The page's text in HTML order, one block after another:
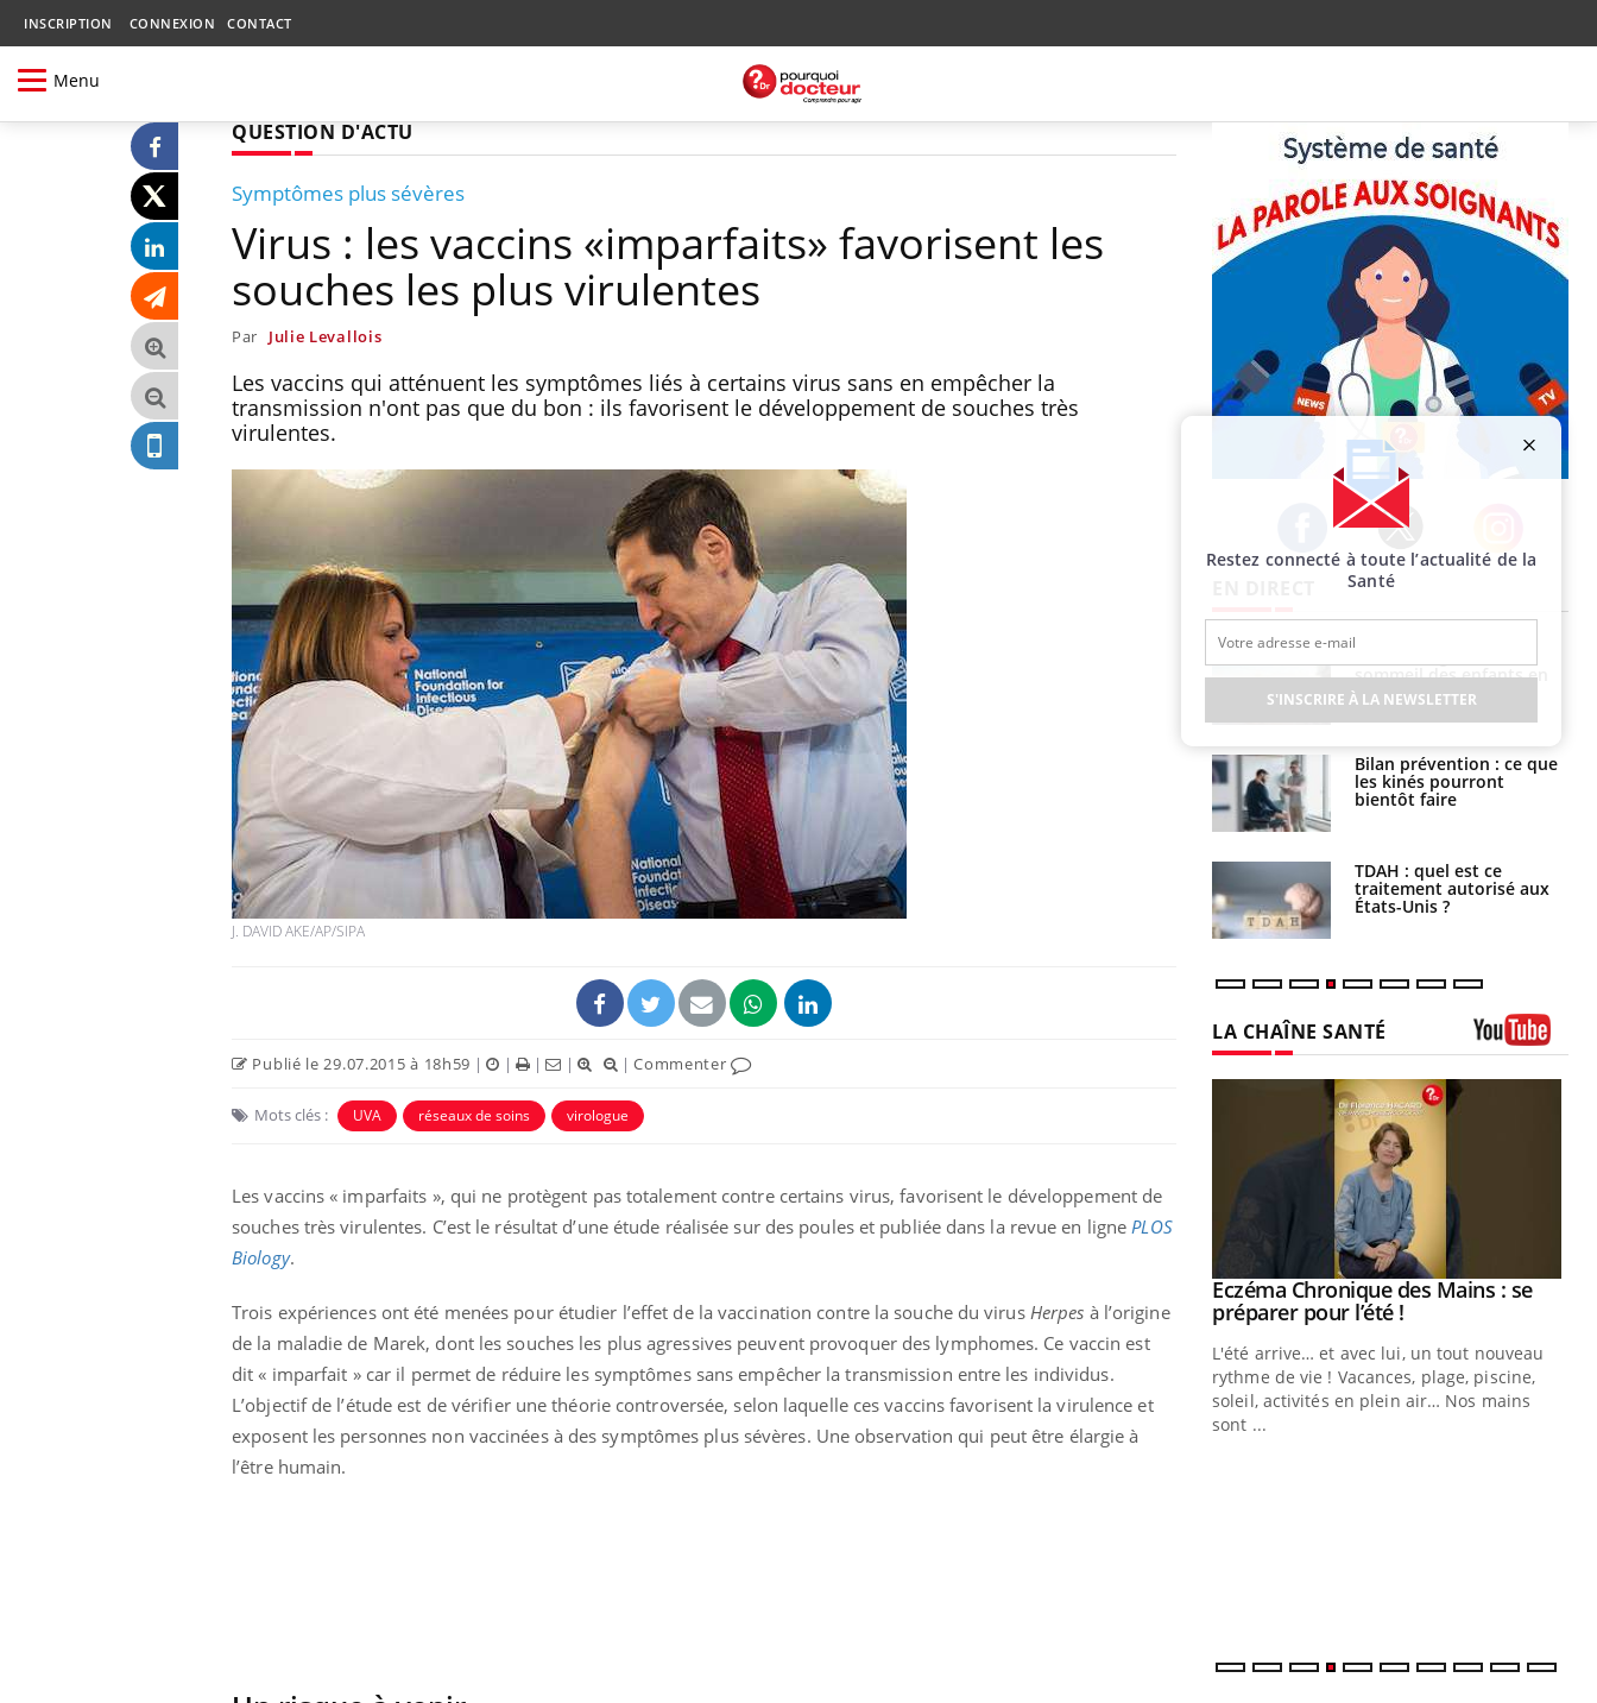
INSCRIPTION CONNEXION CONTACT
Menu
QUESTION D'ACTU
Symptômes plus sévères
Virus : les vaccins «imparfaits» favorisent les
souches les plus virulentes
Par Julie Levallois
Les vaccins qui atténuent les symptômes liés à certains virus sans en empêcher la
transmission n'ont pas que du bon : ils favorisent le développement de souches très
virulentes.
J. DAVID AKE/AP/SIPA
Publié le 29.07.2015 à 18h59 | | | | |Commenter
Mots clés : UVA réseaux de soins virologue
Les vaccins « imparfaits », qui ne protègent pas totalement contre certains virus, favorisent le développement de
souches très virulentes. C’est le résultat d’une étude réalisée sur des poules et publiée dans la revue en ligne PLOS
Biology.
Trois expériences ont été menées pour étudier l’effet de la vaccination contre la souche du virus Herpes à l’origine
de la maladie de Marek, dont les souches les plus agressives peuvent provoquer des lymphomes. Ce vaccin est
dit « imparfait » car il permet de réduire les symptômes sans empêcher la transmission entre les individus.
L’objectif de l’étude est de vérifier une théorie controversée, selon laquelle ces vaccins favorisent la virulence et
exposent les personnes non vaccinées à des symptômes plus sévères. Une observation qui peut être élargie à
l’être humain.
Facebook Twitter Instagram
Fortes chaleurs :
pourquoi le risque de
noyade grimpe-t-il ?
Le Viagra pourrait-il
freiner la propagation du
cancer ?
Pourquoi manger moins
de protéines pourrait
finalement être bénéfique
Grossesse et chaleur : ce
que dit la science
Le smartphone nuit-il à
l'apprentissage de la
lecture ?
Mordue par une tique en
vacances, elle reste dans
le coma pendant 42 jours
barracuda, une petite fille sommeil des enfants en
vacances ?
Bilan prévention : ce que
les kinés pourront
bientôt faire
TDAH : quel est ce
traitement autorisé aux
États-Unis ?
LA CHAÎNE SANTÉ
expliquer ma maladieYoutube
Il y a des sujets qui sont faciles à aborder...
d'autres non ! D'un côté, poser des
questions sur la maladie d'un proche c'est
prévenirYoutube
Fatigue, irritabilité, brouillard mental ou
même alopécie… Les symptômes de la
carence en fer sont multiples ce qui la rend
...
osait en parler??Youtube
En 2026, l'insuline dans le diabète de type 2
reste entourée d'idées reçues chez les
patients comme parfois chez les soignants.
Youtube
Eczéma Chronique des Mains : se
préparer pour l’été !Youtube
L'été arrive… et avec lui, un tout nouveau
rythme de vie ! Vacances, plage, piscine,
soleil, activités en plein air… Nos mains
sont ...
Restez connecté à toute l’actualité de la
Santé
S'INSCRIRE À LA NEWSLETTER